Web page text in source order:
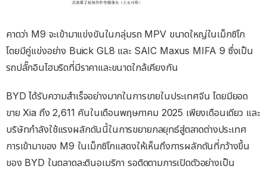
คาดว่า M9 จะเข้ามาแข่งขันในกลุ่มรถ MPV ขนาดใหญ่ในเม็กซิโก
โดยมีคู่แข่งอย่าง Buick GL8 และ SAIC Maxus MIFA 9 ซึ่งเป็น
รถปลั๊กอินไฮบริดที่มีราคาและขนาดใกล้เคียงกัน
BYD ได้รับความสำเร็จอย่างมากในการขายในประเทศจีน โดยมียอด
ขาย Xia ถึง 2,611 คันในเดือนพฤษภาคม 2025 เพียงเดือนเดียว และ
บริษัทกำลังใช้แรงผลักดันนี้ในการขยายกลยุทธ์สู่ตลาดต่างประเทศ
การเข้ามาของ M9 ในเม็กซิโกแสดงให้เห็นถึงการผลักดันที่กว้างขึ้น
ของ BYD ในตลาดละตินอเมริกา รอติดตามการเปิดตัวอย่างเป็น